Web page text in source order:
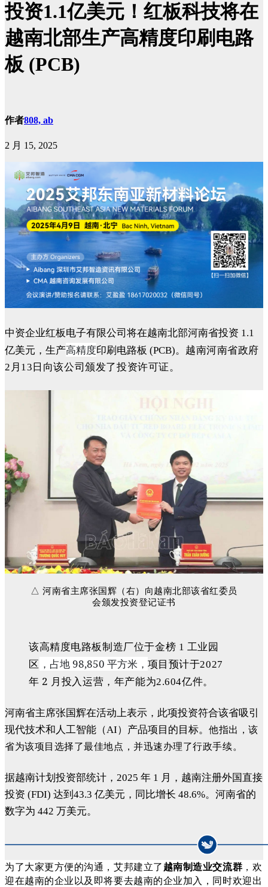
投资1.1亿美元！红板科技将在
越南北部生产高精度印刷电路
板 (PCB)
作者808, ab
2 月 15, 2025
中资企业红板电子有限公司将在越南北部河南省投资 1.1
亿美元，生产高精度印刷电路板 (PCB)。 越南河南省政府
2月13日 向该公司颁发了投资许可证。
△ 河南省主席张国辉（右）向越南北部该省红委员
会颁发投资登记证书
该高精度电路板制造厂位于金榜 1 工业园
区 ，占地 98,850 平方米， 项目预计于2027
年 2 月投入运营 ，年产能为2.604亿件。
河南省主席张国辉在活动上表示，此项投资符合该省吸引
现代技术和人工智能（AI）产品项目的目标。 他指出，该
省为该项目选择了最佳地点，并迅速办理了行政手续。
据越南计划投资部统计，2025 年 1 月，越南注册外国直接
投资 (FDI) 达到 43.3 亿美元 ，同比增长 48.6%。河南省的
数字为 442 万美元。
为了大家更方便的沟通，艾邦建立了 越南制造业交流群 ，欢
迎在越南的企业以及即将要去越南的企业加入，同时欢迎出